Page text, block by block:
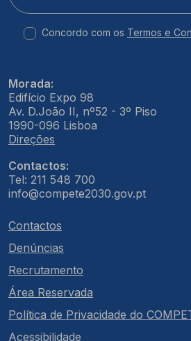
Concordo com os Termos e
Morada:
Edifício Expo 98
Av. D.João II, nº52 - 3º Piso
1990-096 Lisboa
Direções
Contactos:
Tel: 211 548 700
info@compete2030.gov.pt
Contactos
Denúncias
Recrutamento
Área Reservada
Política de Privacidade do
Acessibilidade